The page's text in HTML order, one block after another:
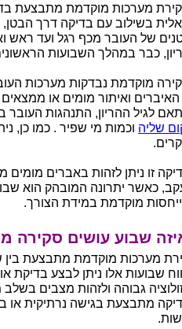
מערכות מוקדמת מתבצעת
בשילוב עם בדיקה דרך
של העובר מכף רגל ועד ראש
כבר במהלך השבועות
מוקדמת נבדקות מערכות
ואיתור מומים או
לגיל ההריון, התנהגות העובר
שליה וכמות מי שפיר . כמו כן,
זו ניתן לזהות באברים מומים
כאשר יתרונה המובהק הוא
מוקדמת במידת הצורך.
שבוע עושים סקירה
מערכות מוקדמת מתבצעת בין שבוע 14 לשבוע 17
שבועות אלו ניתן לבצע בדיקת
גבוהה ולזהות מצבים
מתבצעת בגישה נרתיקית או